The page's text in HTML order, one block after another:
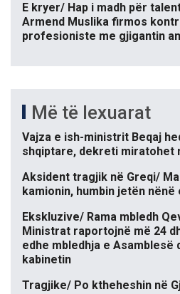
E kryer/ Hap i madh për
Armend Muslika firmos
profesioniste me gjigantin
Më të lexuarat
Vajza e ish-ministrit Beqaj
shqiptare, dekreti miratohet
Aksident tragjik në Greqi/
kamionin, humbin jetën
Ekskluzive/ Rama mbledh
Ministrat raportojnë më 24
edhe mbledhja e Asamblesë
kabinetin
Tragjike/ Po ktheheshin në